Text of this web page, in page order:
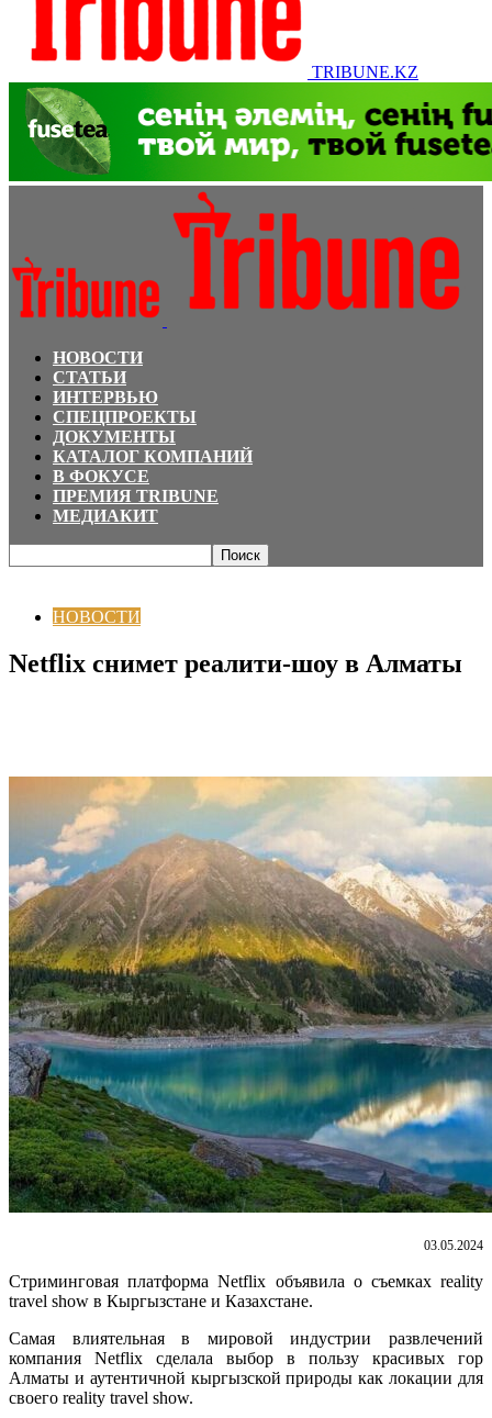
TRIBUNE.KZ
НОВОСТИ
СТАТЬИ
ИНТЕРВЬЮ
СПЕЦПРОЕКТЫ
ДОКУМЕНТЫ
КАТАЛОГ КОМПАНИЙ
В ФОКУСЕ
ПРЕМИЯ TRIBUNE
МЕДИАКИТ
НОВОСТИ
Netflix снимет реалити-шоу в Алматы
03.05.2024
Стриминговая платформа Netflix объявила о съемках reality
travel show в Кыргызстане и Казахстане.
Самая влиятельная в мировой индустрии развлечений
компания Netflix сделала выбор в пользу красивых гор
Алматы и аутентичной кыргызской природы как локации для
своего reality travel show.